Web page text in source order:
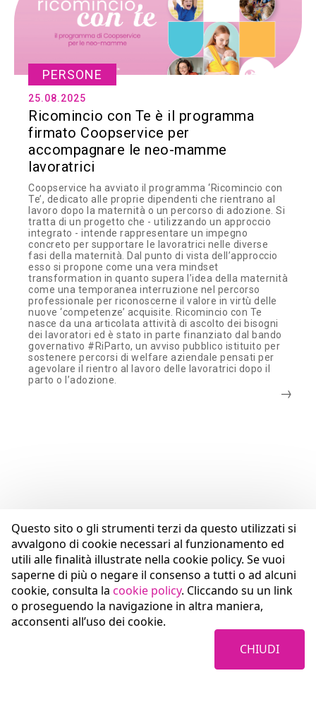
Questo sito o gli strumenti terzi da questo utilizzati si
avvalgono di cookie necessari al funzionamento ed
utili alle finalità illustrate nella cookie policy. Se vuoi
saperne di più o negare il consenso a tutti o ad alcuni
cookie, consulta la cookie policy. Cliccando su un link
o proseguendo la navigazione in altra maniera,
acconsenti all’uso dei cookie.
CHIUDI
PERSONE
25.08.2025
Ricomincio con Te è il programma
firmato Coopservice per
accompagnare le neo-mamme
lavoratrici
Coopservice ha avviato il programma ‘Ricomincio con
Te’, dedicato alle proprie dipendenti che rientrano al
lavoro dopo la maternità o un percorso di adozione. Si
tratta di un progetto che - utilizzando un approccio
integrato - intende rappresentare un impegno
concreto per supportare le lavoratrici nelle diverse
fasi della maternità. Dal punto di vista dell’approccio
esso si propone come una vera mindset
transformation in quanto supera l’idea della maternità
come una temporanea interruzione nel percorso
professionale per riconoscerne il valore in virtù delle
nuove ‘competenze’ acquisite. Ricomincio con Te
nasce da una articolata attività di ascolto dei bisogni
dei lavoratori ed è stato in parte finanziato dal bando
governativo #RiParto, un avviso pubblico istituito per
sostenere percorsi di welfare aziendale pensati per
agevolare il rientro al lavoro delle lavoratrici dopo il
parto o l’adozione.